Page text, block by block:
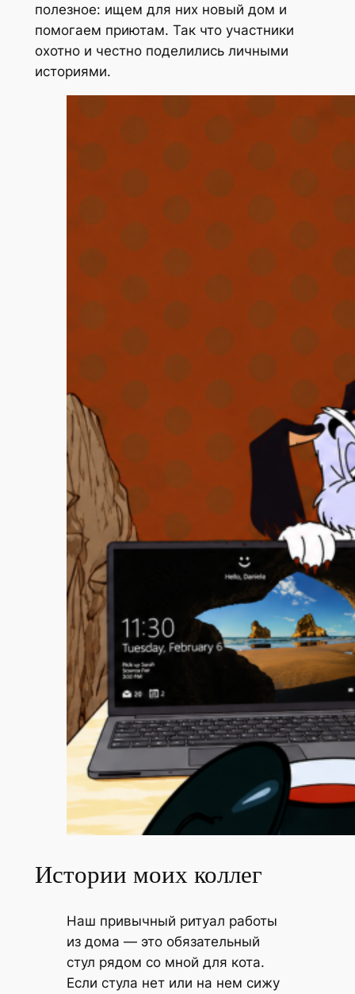
полезное: ищем для них новый дом и
помогаем приютам. Так что участники
охотно и честно поделились личными
историями.
Истории моих коллег
Наш привычный ритуал работы
из дома — это обязательный
стул рядом со мной для кота.
Если стула нет или на нем сижу